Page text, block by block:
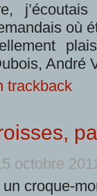
où
André
trackback
octobre
croque-